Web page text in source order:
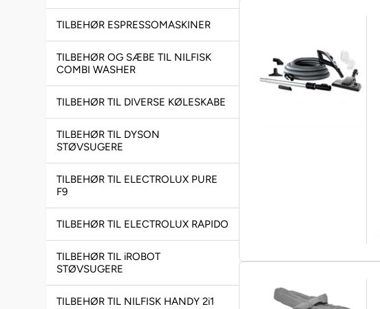
TILBEHØR ESPRESSOMASKINER
TILBEHØR OG SÆBE TIL NILFISK
COMBI WASHER
TILBEHØR TIL DIVERSE KØLESKABE
TILBEHØR TIL DYSON
STØVSUGERE
TILBEHØR TIL ELECTROLUX PURE
F9
TILBEHØR TIL ELECTROLUX RAPIDO
TILBEHØR TIL iROBOT
STØVSUGERE
TILBEHØR TIL NILFISK HANDY 2i1